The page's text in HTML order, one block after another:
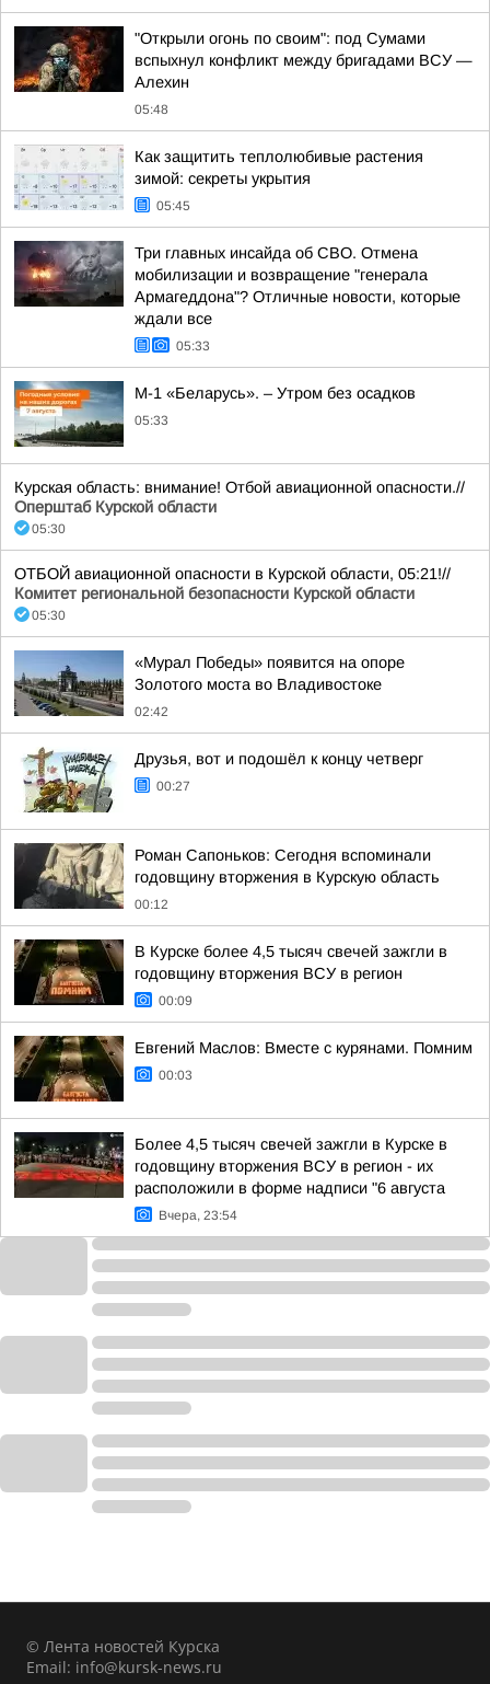
"Открыли огонь по своим": под Сумами
вспыхнул конфликт между бригадами ВСУ —
Алехин
05:48
Как защитить теплолюбивые растения
зимой: секреты укрытия
05:45
Три главных инсайда об СВО. Отмена
мобилизации и возвращение "генерала
Армагеддона"? Отличные новости, которые
ждали все
05:33
М-1 «Беларусь». – Утром без осадков
05:33
Курская область: внимание! Отбой авиационной опасности.//
Оперштаб Курской области
05:30
ОТБОЙ авиационной опасности в Курской области, 05:21!//
Комитет региональной безопасности Курской области
05:30
«Мурал Победы» появится на опоре
Золотого моста во Владивостоке
02:42
Друзья, вот и подошёл к концу четверг
00:27
Роман Сапоньков: Сегодня вспоминали
годовщину вторжения в Курскую область
00:12
В Курске более 4,5 тысяч свечей зажгли в
годовщину вторжения ВСУ в регион
00:09
Евгений Маслов: Вместе с курянами. Помним
00:03
Более 4,5 тысяч свечей зажгли в Курске в
годовщину вторжения ВСУ в регион - их
расположили в форме надписи "6 августа
Вчера, 23:54
© Лента новостей Курска
Email: info@kursk-news.ru